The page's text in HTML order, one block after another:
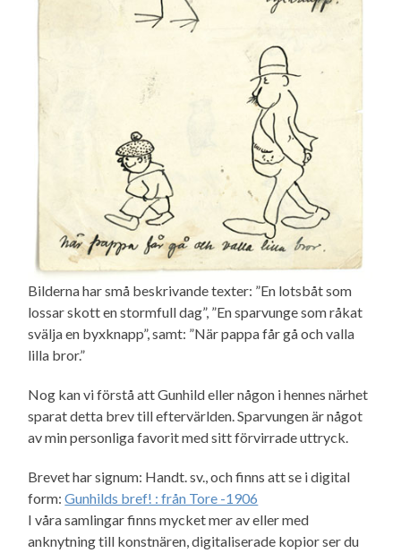
Bilderna har små beskrivande texter: ”En lotsbåt som
lossar skott en stormfull dag”, ”En sparvunge som råkat
svälja en byxknapp”, samt: ”När pappa får gå och valla
lilla bror.”
Nog kan vi förstå att Gunhild eller någon i hennes närhet
sparat detta brev till eftervärlden. Sparvungen är något
av min personliga favorit med sitt förvirrade uttryck.
Brevet har signum: Handt. sv., och finns att se i digital
form:Gunhilds bref! : från Tore -1906
I våra samlingar finns mycket mer av eller med
anknytning till konstnären, digitaliserade kopior ser du